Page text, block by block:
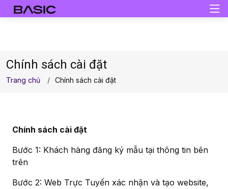
Chính sách cài đặt
Trang chủ Chính sách cài đặt
Chính sách cài đặt
Bước 1: Khách hàng đăng ký mẫu tại thông tin bên
trên
Bước 2: Web Trực Tuyến xác nhận và tạo website,